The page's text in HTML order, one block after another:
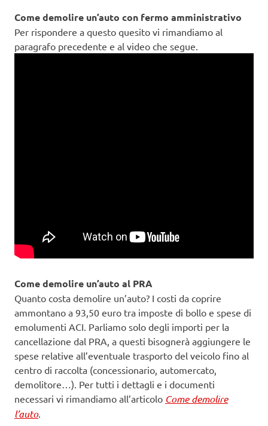
Come demolire un’auto con fermo amministrativo
Per rispondere a questo quesito vi rimandiamo al
paragrafo precedente e al video che segue.
Come demolire un’auto al PRA
Quanto costa demolire un’auto? I costi da coprire
ammontano a 93,50 euro tra imposte di bollo e spese di
emolumenti ACI. Parliamo solo degli importi per la
cancellazione dal PRA, a questi bisognerà aggiungere le
spese relative all’eventuale trasporto del veicolo fino al
centro di raccolta (concessionario, automercato,
demolitore…). Per tutti i dettagli e i documenti
necessari vi rimandiamo all’articolo Come demolire
l’auto.